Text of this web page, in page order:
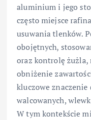
aluminium i jego
często miejsce
usuwania tlenków.
obojętnych,
oraz kontrolę żużla,
obniżenie
kluczowe znaczenie
walcowanych,
W tym kontekście